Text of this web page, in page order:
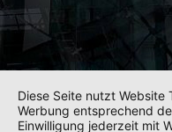
Diese Seite nutzt
Werbung entsprechend
Einwilligung jederzeit mit